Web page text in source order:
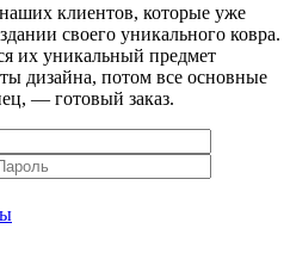
клиентов, которые уже
своего уникального ковра.
их уникальный предмет
дизайна, потом все основные
— готовый заказ.